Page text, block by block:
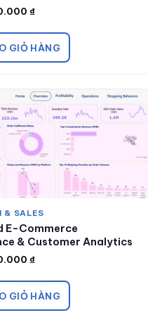
₫
GIỎ HÀNG
& SALES
E-Commerce
& Customer Analytics
₫
GIỎ HÀNG